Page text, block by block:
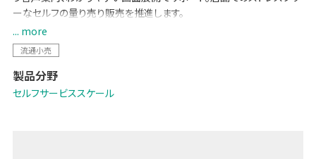
ーなセルフの量り売り販売を推進します。
必要な量だけお買い物できる、これからの新しいお買い物方法を、
TERAOKAの最新技術により誰でもスピーディー、簡単に実現します。
... more
流通小売
製品分野
セルフサービススケール